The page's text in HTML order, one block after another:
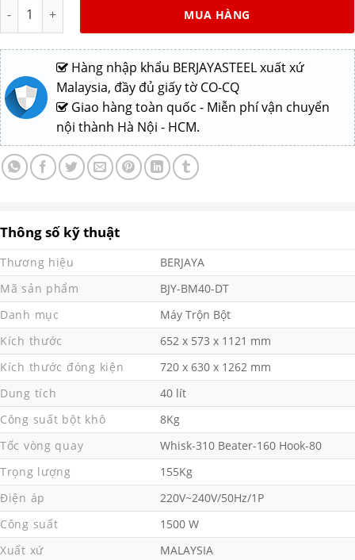
MUA HÀNG
Hàng nhập khẩu BERJAYASTEEL xuất xứ
Malaysia, đầy đủ giấy tờ CO-CQ
Giao hàng toàn quốc - Miễn phí vận chuyển
nội thành Hà Nội - HCM.
Thông số kỹ thuật
Thương hiệu
BERJAYA
Mã sản phẩm
BJY-BM40-DT
Danh mục
Máy Trộn Bột
Kích thước
652 x 573 x 1121 mm
Kích thước đóng kiện
720 x 630 x 1262 mm
Dung tích
40 lít
Công suất bột khô
8Kg
Tốc vòng quay
Whisk-310 Beater-160 Hook-80
Trọng lượng
155Kg
Điện áp
220V~240V/50Hz/1P
Công suất
1500 W
Xuất xứ
MALAYSIA